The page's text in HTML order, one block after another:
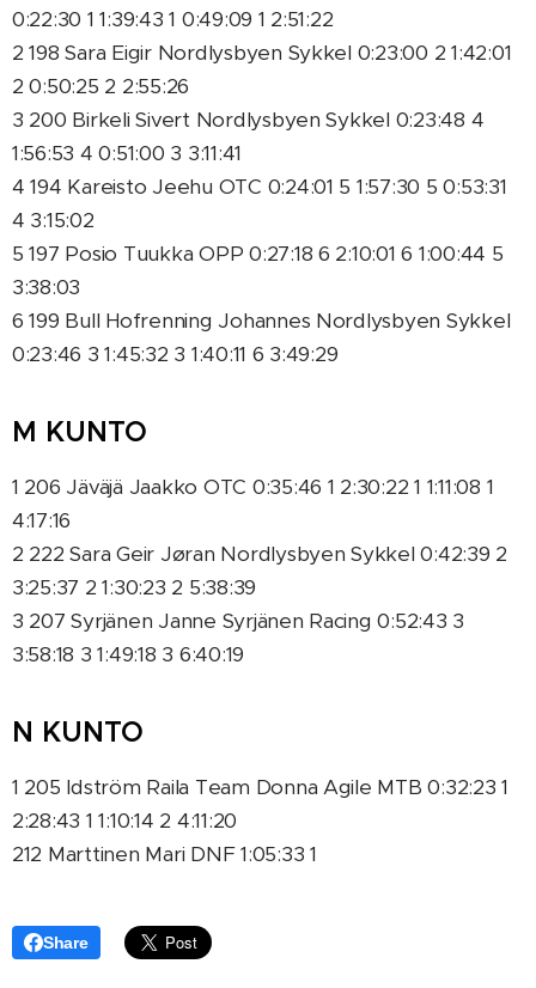
0:22:30 1 1:39:43 1 0:49:09 1 2:51:22
2 198 Sara Eigir Nordlysbyen Sykkel 0:23:00 2 1:42:01
2 0:50:25 2 2:55:26
3 200 Birkeli Sivert Nordlysbyen Sykkel 0:23:48 4
1:56:53 4 0:51:00 3 3:11:41
4 194 Kareisto Jeehu OTC 0:24:01 5 1:57:30 5 0:53:31
4 3:15:02
5 197 Posio Tuukka OPP 0:27:18 6 2:10:01 6 1:00:44 5
3:38:03
6 199 Bull Hofrenning Johannes Nordlysbyen Sykkel
0:23:46 3 1:45:32 3 1:40:11 6 3:49:29
M KUNTO
1 206 Jäväjä Jaakko OTC 0:35:46 1 2:30:22 1 1:11:08 1
4:17:16
2 222 Sara Geir Jøran Nordlysbyen Sykkel 0:42:39 2
3:25:37 2 1:30:23 2 5:38:39
3 207 Syrjänen Janne Syrjänen Racing 0:52:43 3
3:58:18 3 1:49:18 3 6:40:19
N KUNTO
1 205 Idström Raila Team Donna Agile MTB 0:32:23 1
2:28:43 1 1:10:14 2 4:11:20
212 Marttinen Mari DNF 1:05:33 1
Share